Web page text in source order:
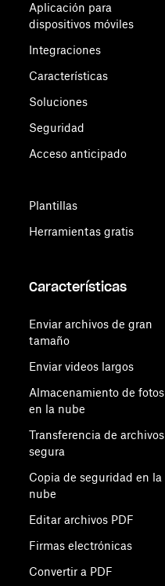
Aplicación para
dispositivos móviles
Integraciones
Características
Soluciones
Seguridad
Acceso anticipado
Plantillas
Herramientas gratis
Características
Enviar archivos de gran
tamaño
Enviar videos largos
Almacenamiento de fotos
en la nube
Transferencia de archivos
segura
Copia de seguridad en la
nube
Editar archivos PDF
Firmas electrónicas
Convertir a PDF